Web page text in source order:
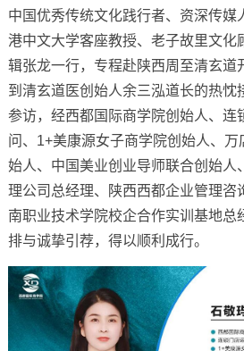
中国优秀传统文化践行者、资深传媒
港中文大学客座教授、老子故里文化
辑张龙一行，专程赴陕西周至清玄道
到清玄道医创始人余三泓道长的热忱
参访，经西都国际商学院创始人、连
问、1+美康源女子商学院创始人、万
始人、中国美业创业导师联合创始人
理公司总经理、陕西西都企业管理咨
南职业技术学院校企合作实训基地总
排与诚挚引荐，得以顺利成行。